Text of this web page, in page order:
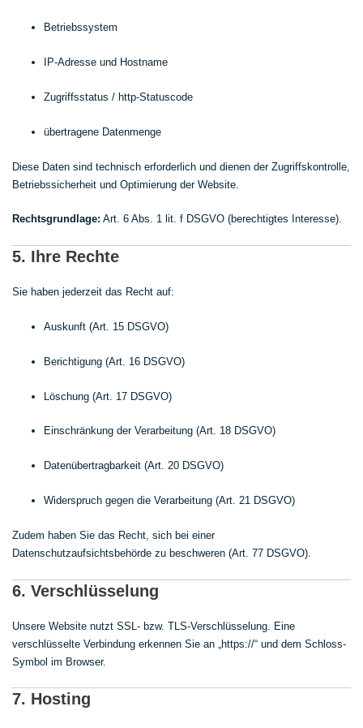
Betriebssystem
IP-Adresse und Hostname
Zugriffsstatus / http-Statuscode
übertragene Datenmenge
Diese Daten sind technisch erforderlich und dienen der Zugriffskontrolle,
Betriebssicherheit und Optimierung der Website.
Rechtsgrundlage: Art. 6 Abs. 1 lit. f DSGVO (berechtigtes Interesse).
5. Ihre Rechte
Sie haben jederzeit das Recht auf:
Auskunft (Art. 15 DSGVO)
Berichtigung (Art. 16 DSGVO)
Löschung (Art. 17 DSGVO)
Einschränkung der Verarbeitung (Art. 18 DSGVO)
Datenübertragbarkeit (Art. 20 DSGVO)
Widerspruch gegen die Verarbeitung (Art. 21 DSGVO)
Zudem haben Sie das Recht, sich bei einer
Datenschutzaufsichtsbehörde zu beschweren (Art. 77 DSGVO).
6. Verschlüsselung
Unsere Website nutzt SSL- bzw. TLS-Verschlüsselung. Eine
verschlüsselte Verbindung erkennen Sie an „https://“ und dem Schloss-
Symbol im Browser.
7. Hosting